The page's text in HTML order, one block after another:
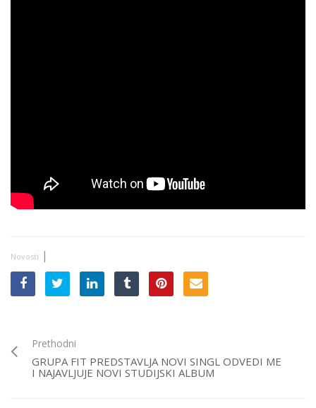
Novosti |
Prethodni
GRUPA FIT PREDSTAVLJA NOVI SINGL ODVEDI ME
I NAJAVLJUJE NOVI STUDIJSKI ALBUM